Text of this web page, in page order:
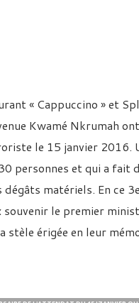
« Cappuccino » et
Kwamé Nkrumah
le 15 janvier 2016.
personnes et qui a fait
dégâts matériels. En ce
souvenir le premier
stèle érigée en leur